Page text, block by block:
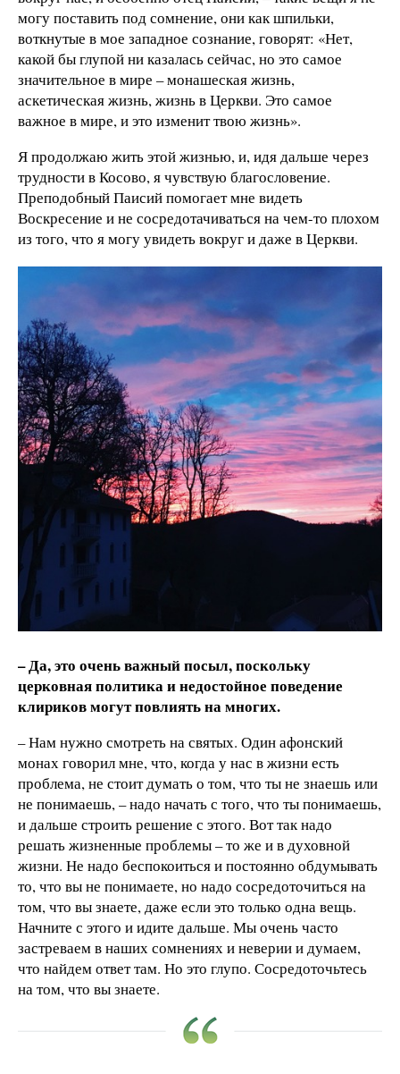
могу поставить под сомнение, они как шпильки,
воткнутые в мое западное сознание, говорят: «Нет,
какой бы глупой ни казалась сейчас, но это самое
значительное в мире – монашеская жизнь,
аскетическая жизнь, жизнь в Церкви. Это самое
важное в мире, и это изменит твою жизнь».
Я продолжаю жить этой жизнью, и, идя дальше через
трудности в Косово, я чувствую благословение.
Преподобный Паисий помогает мне видеть
Воскресение и не сосредотачиваться на чем-то плохом
из того, что я могу увидеть вокруг и даже в Церкви.
– Да, это очень важный посыл, поскольку
церковная политика и недостойное поведение
клириков могут повлиять на многих.
– Нам нужно смотреть на святых. Один афонский
монах говорил мне, что, когда у нас в жизни есть
проблема, не стоит думать о том, что ты не знаешь или
не понимаешь, – надо начать с того, что ты понимаешь,
и дальше строить решение с этого. Вот так надо
решать жизненные проблемы – то же и в духовной
жизни. Не надо беспокоиться и постоянно обдумывать
то, что вы не понимаете, но надо сосредоточиться на
том, что вы знаете, даже если это только одна вещь.
Начните с этого и идите дальше. Мы очень часто
застреваем в наших сомнениях и неверии и думаем,
что найдем ответ там. Но это глупо. Сосредоточьтесь
на том, что вы знаете.